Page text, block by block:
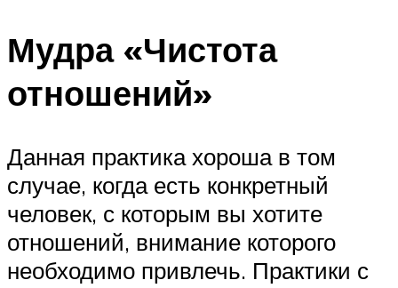
Мудра «Чистота
отношений»
Данная практика хороша в том
случае, когда есть конкретный
человек, с которым вы хотите
отношений, внимание которого
необходимо привлечь. Практики с